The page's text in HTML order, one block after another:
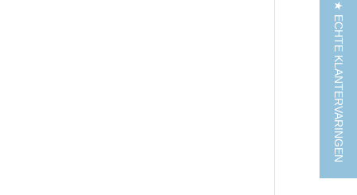
★ ECHTE KLANTERVARINGEN